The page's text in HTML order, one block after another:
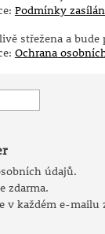
Podmínky
střežena a
Ochrana
údajů.
zdarma.
v každém e-mailu